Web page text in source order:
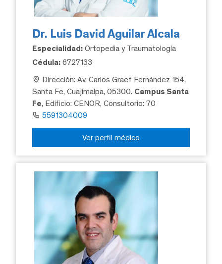
Dr. Luis David Aguilar Alcala
Especialidad: Ortopedia y Traumatología
Cédula: 6727133
Dirección: Av. Carlos Graef Fernández 154,
Santa Fe, Cuajimalpa, 05300. Campus Santa
Fe, Edificio: CENOR, Consultorio: 70
5591304009
Ver perfil médico